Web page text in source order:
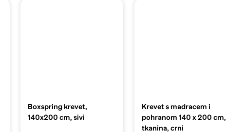
Boxspring krevet,
140x200 cm, sivi
Krevet s madracem i
pohranom 140 x 200 cm,
tkanina, crni